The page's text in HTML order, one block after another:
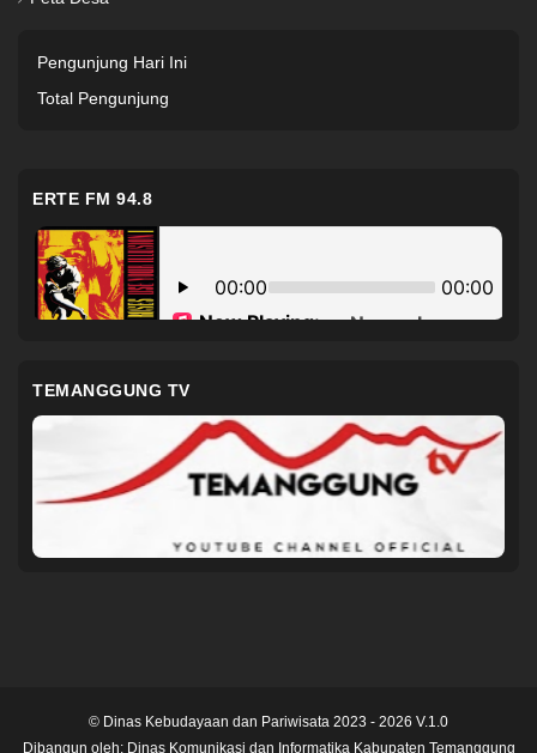
Pengunjung Hari Ini
Total Pengunjung
ERTE FM 94.8
TEMANGGUNG TV
© Dinas Kebudayaan dan Pariwisata 2023 - 2026 V.1.0
Dibangun oleh: Dinas Komunikasi dan Informatika Kabupaten Temanggung